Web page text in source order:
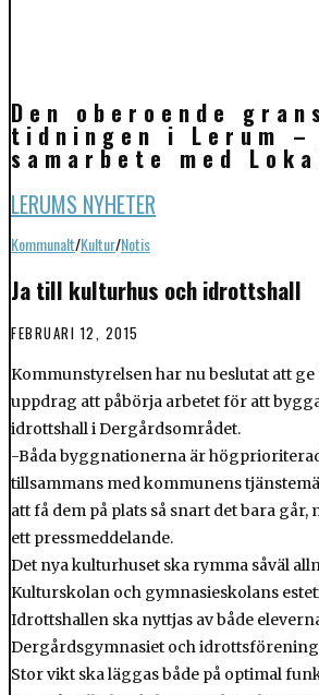
Den oberoende
tidningen i Lerum –
samarbete med
LERUMS NYHETER
Kommunalt/Kultur/Notis
Ja till kulturhus och idrottshall
FEBRUARI 12, 2015
Kommunstyrelsen har nu beslutat att
uppdrag att påbörja arbetet för att
idrottshall i Dergårdsområdet.
-Båda byggnationerna är
tillsammans med kommunens
att få dem på plats så snart det bara går,
ett pressmeddelande.
Det nya kulturhuset ska rymma såväl
Kulturskolan och gymnasieskolans
Idrottshallen ska nyttjas av både
Dergårdsgymnasiet och
Stor vikt ska läggas både på optimal